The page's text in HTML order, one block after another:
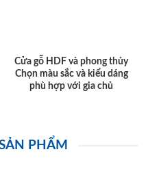
Cửa gỗ HDF và phong thủy
Chọn màu sắc và kiểu dáng
phù hợp với gia chủ
PHẨM